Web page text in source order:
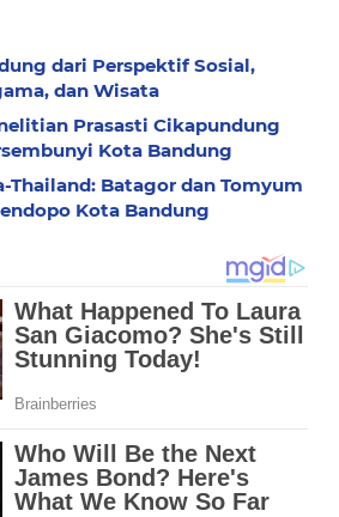
dari Perspektif Sosial,
dan Wisata
Prasasti Cikapundung
Kota Bandung
Thailand: Batagor dan Tomyum
Kota Bandung